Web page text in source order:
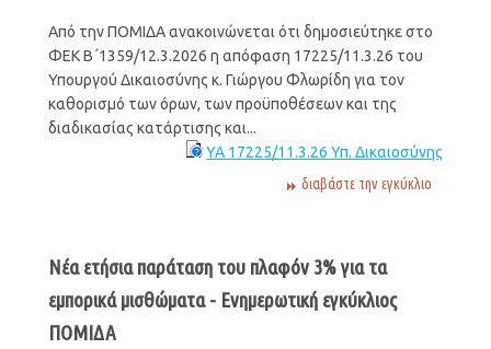
Από την ΠΟΜΙΔΑ ανακοινώνεται ότι δημοσιεύτηκε στο
ΦΕΚ Β΄1359/12.3.2026 η απόφαση 17225/11.3.26 του
Υπουργού Δικαιοσύνης κ. Γιώργου Φλωρίδη για τον
καθορισμό των όρων, των προϋποθέσεων και της
διαδικασίας κατάρτισης και...
ΥΑ 17225/11.3.26 Υπ. Δικαιοσύνης
διαβάστε την εγκύκλιο
Νέα ετήσια παράταση του πλαφόν 3% για τα
εμπορικά μισθώματα - Ενημερωτική εγκύκλιος
ΠΟΜΙΔΑ